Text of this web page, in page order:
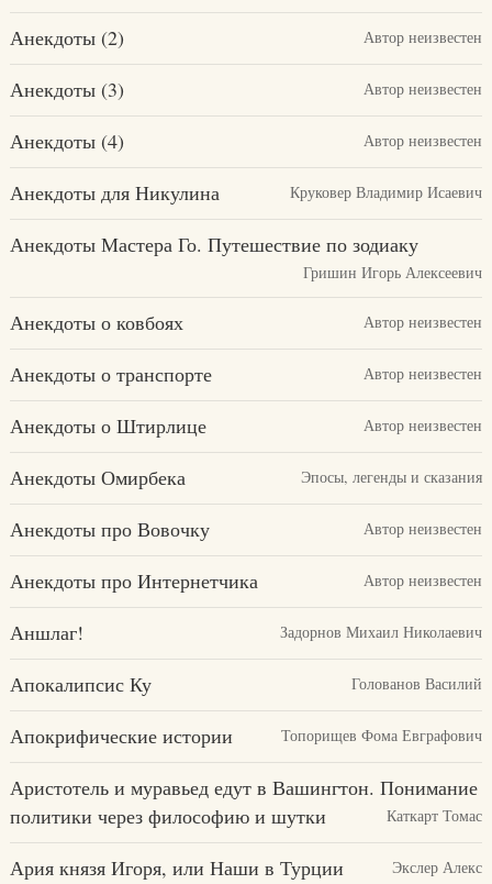
Анекдоты (2) Автор неизвестен
Анекдоты (3) Автор неизвестен
Анекдоты (4) Автор неизвестен
Анекдоты для Никулина Круковер Владимир Исаевич
Анекдоты Мастера Го. Путешествие по зодиаку
Гришин Игорь Алексеевич
Анекдоты о ковбоях Автор неизвестен
Анекдоты о транспорте Автор неизвестен
Анекдоты о Штирлице Автор неизвестен
Анекдоты Омирбека Эпосы, легенды и сказания
Анекдоты про Вовочку Автор неизвестен
Анекдоты про Интернетчика Автор неизвестен
Аншлаг! Задорнов Михаил Николаевич
Апокалипсис Ку Голованов Василий
Апокрифические истории Топорищев Фома Евграфович
Аристотель и муравьед едут в Вашингтон. Понимание
политики через философию и шутки
Каткарт Томас
Ария князя Игоря, или Наши в Турции Экслер Алекс